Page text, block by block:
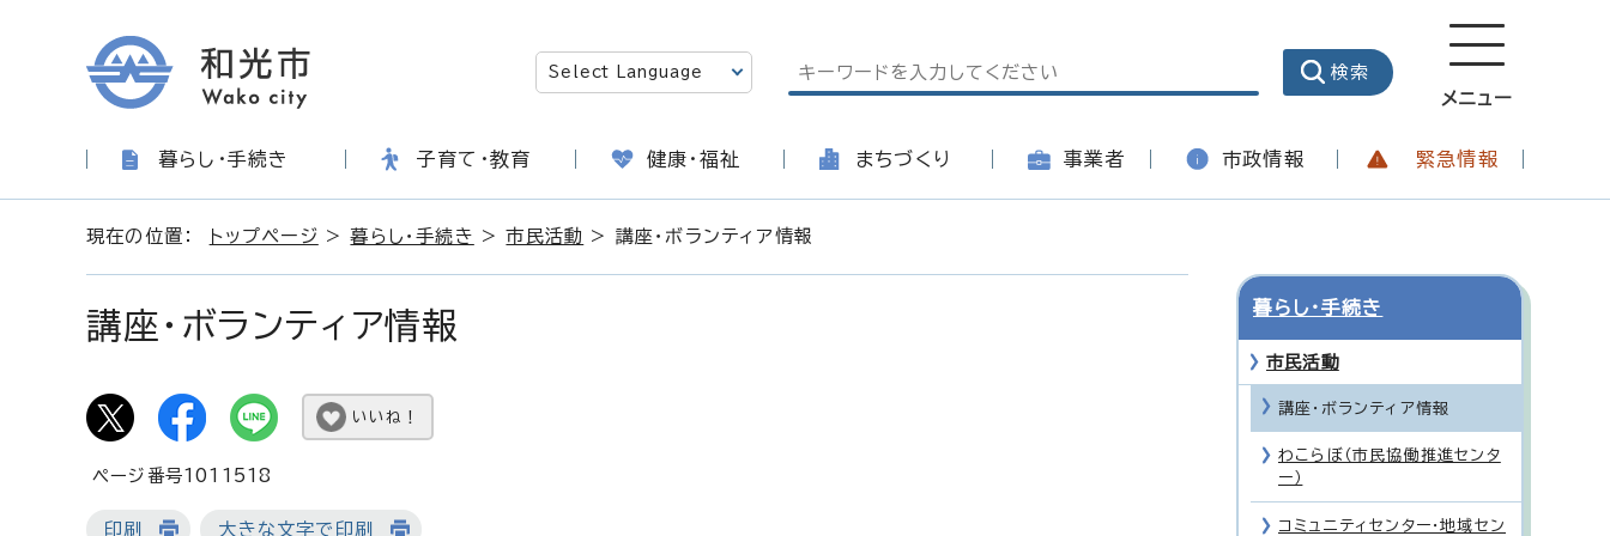
メニュー
暮らし・手続き 子育て・教育 健康・福祉 まちづくり 事業者 市政情報 緊急情報
現在の位置： トップページ >暮らし・手続き >市民活動 > 講座・ボランティア情報
講座・ボランティア情報
いいね！
ページ番号1011518
印刷 大きな文字で印刷
暮らし・手続き
市民活動
講座・ボランティア情報
わこらぼ（市民協働推進センタ
ー）
コミュニティセンター・地域セン